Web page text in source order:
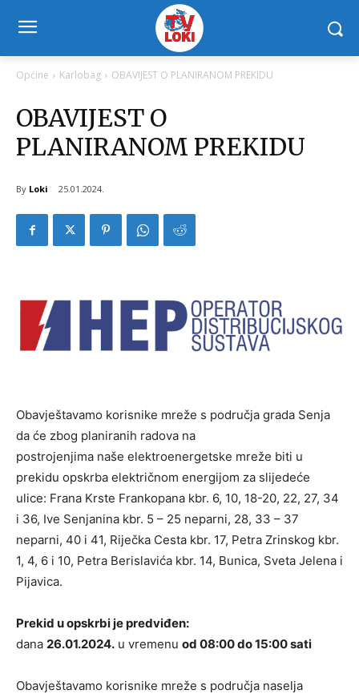
Općine Karlobag OBAVIJEST O PLANIRANOM PREKIDU
OBAVIJEST O
PLANIRANOM PREKIDU
By Loki 25.01.2024.
Obavještavamo korisnike mreže s područja grada Senja
da će zbog planiranih radova na
postrojenjima naše elektroenergetske mreže biti u
prekidu opskrba električnom energijom za slijedeće
ulice: Frana Krste Frankopana kbr. 6, 10, 18-20, 22, 27, 34
i 36, Ive Senjanina kbr. 5 – 25 neparni, 28, 33 – 37
neparni, 40 i 41, Riječka Cesta kbr. 17, Petra Zrinskog kbr.
1, 4, 6 i 10, Petra Berislavića kbr. 14, Bunica, Sveta Jelena i
Pijavica.
Prekid u opskrbi je predviđen:
dana 26.01.2024. u vremenu od 08:00 do 15:00 sati
Obavještavamo korisnike mreže s područja naselja